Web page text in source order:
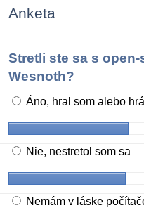
Anketa
Stretli ste sa s
Wesnoth?
Áno, hral som alebo
Nie, nestretol som sa
Nemám v láske